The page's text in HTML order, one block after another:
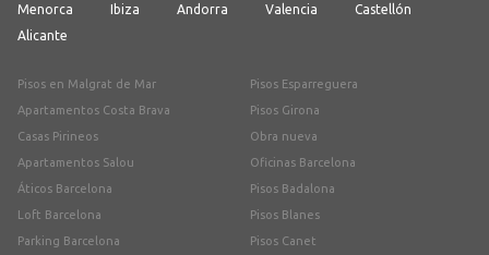
Menorca
Ibiza Andorra Valencia
Castellón
Alicante
Pisos en Malgrat de Mar
Apartamentos Costa Brava
Casas Pirineos
Apartamentos Salou
Áticos Barcelona
Loft Barcelona
Parking Barcelona
Pisos Esparreguera
Pisos Girona
Obra nueva
Oficinas Barcelona
Pisos Badalona
Pisos Blanes
Pisos Canet